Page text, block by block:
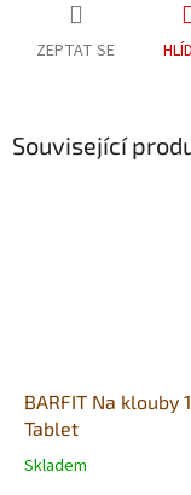
ZEPTAT SE
Související
BARFIT Na klouby
Tablet
Průměrné
Skladem